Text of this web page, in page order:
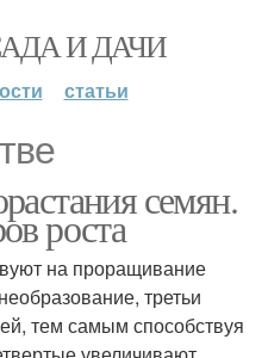
И ДАЧИ
статьи
семян.
роста
на проращивание
третьи
тем самым способствуя